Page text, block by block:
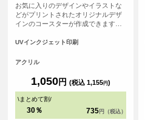
お気に入りのデザインやイラストな
どがプリントされたオリジナルデザ
インのコースターが作成できます。
きるため、経済的です。形状は四角
ントについて：こちらのアイテムは
が切れてしまう可能性が高いため、
重要なデザイン(文字等)は内側に収
めていただくことをおすすめしてお
UVインクジェット印刷
アクリル
1,050円 (税込 1,155円)
\まとめて割/
30％ 735 円（税込）